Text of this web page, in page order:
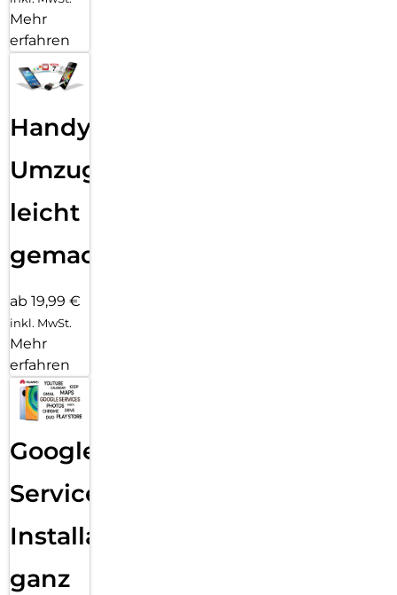
Mehr
erfahren
Handy
Umzug
leicht
gemacht!
ab 19,99 €
inkl. MwSt.
Mehr
erfahren
Google
Services
Installation
ganz